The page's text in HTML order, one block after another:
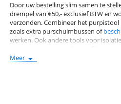
Door uw bestelling slim samen te
drempel van €50,- exclusief BTW en
verzonden. Combineer het purpistool
zoalsextra purschuimbussen of
werken. Ook andere tools voor
deze combinaties heb je alles in huis
Meer